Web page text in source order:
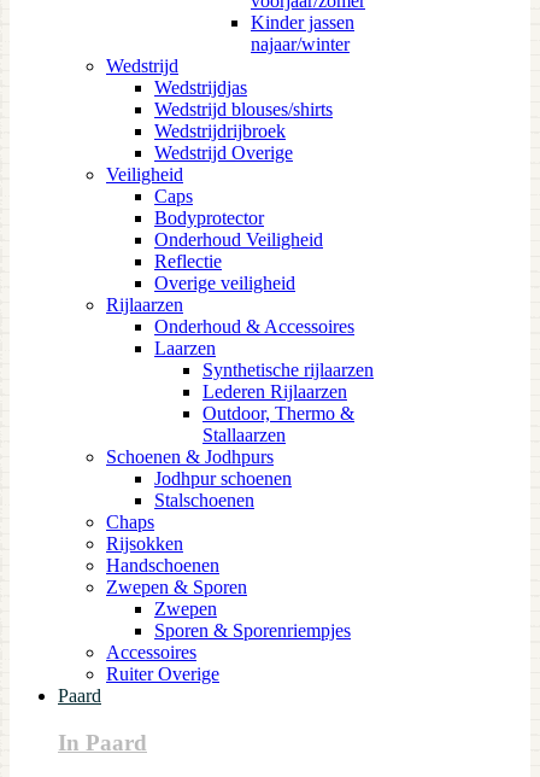
Kinder jassen
najaar/winter
Wedstrijd
Wedstrijdjas
Wedstrijd blouses/shirts
Wedstrijdrijbroek
Wedstrijd Overige
Veiligheid
Caps
Bodyprotector
Onderhoud Veiligheid
Reflectie
Overige veiligheid
Rijlaarzen
Onderhoud & Accessoires
Laarzen
Synthetische rijlaarzen
Lederen Rijlaarzen
Outdoor, Thermo &
Stallaarzen
Schoenen & Jodhpurs
Jodhpur schoenen
Stalschoenen
Chaps
Rijsokken
Handschoenen
Zwepen & Sporen
Zwepen
Sporen & Sporenriempjes
Accessoires
Ruiter Overige
Paard
In Paard